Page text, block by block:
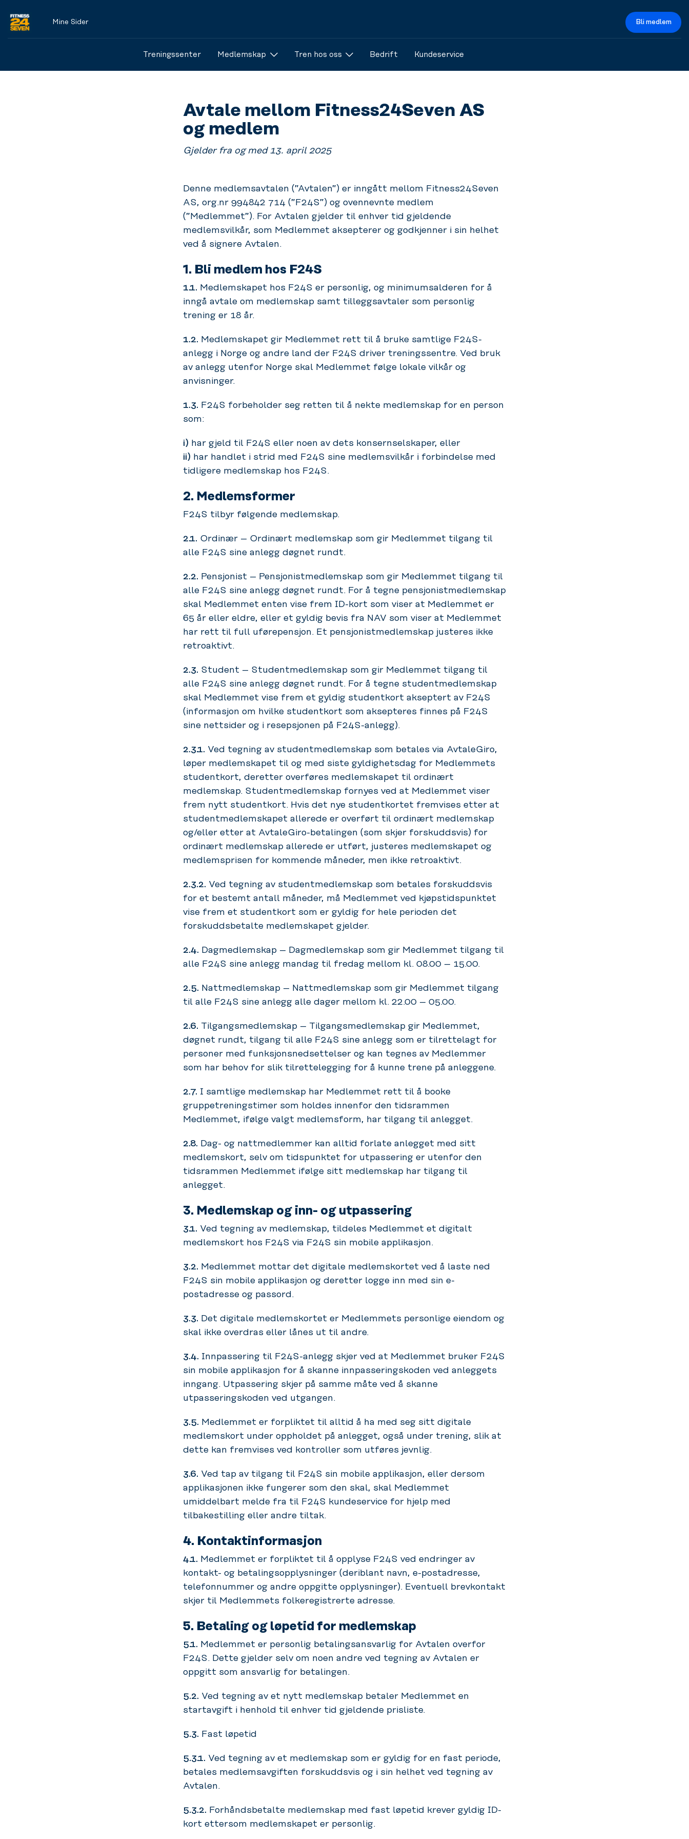
Logo
Bli medlem
Mine Sider
Treningssenter Medlemskap Tren hos oss Bedrift Kundeservice
Avtale mellom Fitness24Seven AS
og medlem
Gjelder fra og med 13. april 2025
Denne medlemsavtalen (”Avtalen”) er inngått mellom Fitness24Seven
AS, org.nr 994842 714 (”F24S”) og ovennevnte medlem
(”Medlemmet”). For Avtalen gjelder til enhver tid gjeldende
medlemsvilkår, som Medlemmet aksepterer og godkjenner i sin helhet
ved å signere Avtalen.
1. Bli medlem hos F24S
1.1. Medlemskapet hos F24S er personlig, og minimumsalderen for å
inngå avtale om medlemskap samt tilleggsavtaler som personlig
trening er 18 år.
1.2. Medlemskapet gir Medlemmet rett til å bruke samtlige F24S-
anlegg i Norge og andre land der F24S driver treningssentre. Ved bruk
av anlegg utenfor Norge skal Medlemmet følge lokale vilkår og
anvisninger.
1.3. F24S forbeholder seg retten til å nekte medlemskap for en person
som:
i) har gjeld til F24S eller noen av dets konsernselskaper, eller
ii) har handlet i strid med F24S sine medlemsvilkår i forbindelse med
tidligere medlemskap hos F24S.
2. Medlemsformer
F24S tilbyr følgende medlemskap.
2.1. Ordinær – Ordinært medlemskap som gir Medlemmet tilgang til
alle F24S sine anlegg døgnet rundt.
2.2. Pensjonist – Pensjonistmedlemskap som gir Medlemmet tilgang til
alle F24S sine anlegg døgnet rundt. For å tegne pensjonistmedlemskap
skal Medlemmet enten vise frem ID-kort som viser at Medlemmet er
65 år eller eldre, eller et gyldig bevis fra NAV som viser at Medlemmet
har rett til full uførepensjon. Et pensjonistmedlemskap justeres ikke
retroaktivt.
2.3. Student – Studentmedlemskap som gir Medlemmet tilgang til
alle F24S sine anlegg døgnet rundt. For å tegne studentmedlemskap
skal Medlemmet vise frem et gyldig studentkort akseptert av F24S
(informasjon om hvilke studentkort som aksepteres finnes på F24S
sine nettsider og i resepsjonen på F24S-anlegg).
2.3.1. Ved tegning av studentmedlemskap som betales via AvtaleGiro,
løper medlemskapet til og med siste gyldighetsdag for Medlemmets
studentkort, deretter overføres medlemskapet til ordinært
medlemskap. Studentmedlemskap fornyes ved at Medlemmet viser
frem nytt studentkort. Hvis det nye studentkortet fremvises etter at
studentmedlemskapet allerede er overført til ordinært medlemskap
og/eller etter at AvtaleGiro-betalingen (som skjer forskuddsvis) for
ordinært medlemskap allerede er utført, justeres medlemskapet og
medlemsprisen for kommende måneder, men ikke retroaktivt.
2.3.2. Ved tegning av studentmedlemskap som betales forskuddsvis
for et bestemt antall måneder, må Medlemmet ved kjøpstidspunktet
vise frem et studentkort som er gyldig for hele perioden det
forskuddsbetalte medlemskapet gjelder.
2.4. Dagmedlemskap – Dagmedlemskap som gir Medlemmet tilgang til
alle F24S sine anlegg mandag til fredag mellom kl. 08.00 – 15.00.
2.5. Nattmedlemskap – Nattmedlemskap som gir Medlemmet tilgang
til alle F24S sine anlegg alle dager mellom kl. 22.00 – 05.00.
2.6. Tilgangsmedlemskap – Tilgangsmedlemskap gir Medlemmet,
døgnet rundt, tilgang til alle F24S sine anlegg som er tilrettelagt for
personer med funksjonsnedsettelser og kan tegnes av Medlemmer
som har behov for slik tilrettelegging for å kunne trene på anleggene.
2.7. I samtlige medlemskap har Medlemmet rett til å booke
gruppetreningstimer som holdes innenfor den tidsrammen
Medlemmet, ifølge valgt medlemsform, har tilgang til anlegget.
2.8. Dag- og nattmedlemmer kan alltid forlate anlegget med sitt
medlemskort, selv om tidspunktet for utpassering er utenfor den
tidsrammen Medlemmet ifølge sitt medlemskap har tilgang til
anlegget.
3. Medlemskap og inn- og utpassering
3.1. Ved tegning av medlemskap, tildeles Medlemmet et digitalt
medlemskort hos F24S via F24S sin mobile applikasjon.
3.2. Medlemmet mottar det digitale medlemskortet ved å laste ned
F24S sin mobile applikasjon og deretter logge inn med sin e-
postadresse og passord.
3.3. Det digitale medlemskortet er Medlemmets personlige eiendom og
skal ikke overdras eller lånes ut til andre.
3.4. Innpassering til F24S-anlegg skjer ved at Medlemmet bruker F24S
sin mobile applikasjon for å skanne innpasseringskoden ved anleggets
inngang. Utpassering skjer på samme måte ved å skanne
utpasseringskoden ved utgangen.
3.5. Medlemmet er forpliktet til alltid å ha med seg sitt digitale
medlemskort under oppholdet på anlegget, også under trening, slik at
dette kan fremvises ved kontroller som utføres jevnlig.
3.6. Ved tap av tilgang til F24S sin mobile applikasjon, eller dersom
applikasjonen ikke fungerer som den skal, skal Medlemmet
umiddelbart melde fra til F24S kundeservice for hjelp med
tilbakestilling eller andre tiltak.
4. Kontaktinformasjon
4.1. Medlemmet er forpliktet til å opplyse F24S ved endringer av
kontakt- og betalingsopplysninger (deriblant navn, e-postadresse,
telefonnummer og andre oppgitte opplysninger). Eventuell brevkontakt
skjer til Medlemmets folkeregistrerte adresse.
5. Betaling og løpetid for medlemskap
5.1. Medlemmet er personlig betalingsansvarlig for Avtalen overfor
F24S. Dette gjelder selv om noen andre ved tegning av Avtalen er
oppgitt som ansvarlig for betalingen.
5.2. Ved tegning av et nytt medlemskap betaler Medlemmet en
startavgift i henhold til enhver tid gjeldende prisliste.
5.3. Fast løpetid
5.3.1. Ved tegning av et medlemskap som er gyldig for en fast periode,
betales medlemsavgiften forskuddsvis og i sin helhet ved tegning av
Avtalen.
5.3.2. Forhåndsbetalte medlemskap med fast løpetid krever gyldig ID-
kort ettersom medlemskapet er personlig.